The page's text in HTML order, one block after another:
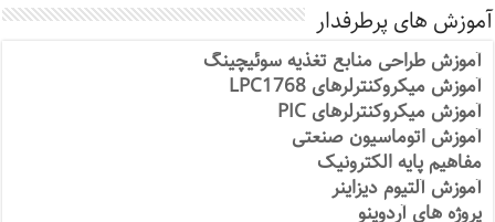
آموزش های پرطرفدار
آموزش طراحی منابع تغذیه سوئیچینگ
آموزش میکروکنترلرهای LPC1768
آموزش میکروکنترلرهای PIC
آموزش اتوماسیون صنعتی
مفاهیم پایه الکترونیک
آموزش آلتیوم دیزاینر
پروژه های آردوینو